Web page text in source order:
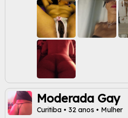
senso e respeito é
conversa podemos ver o
casais e mulheres! Homens
tempo e nem o nosso, não
a qualidade importa muito
Moderada Gay
Curitiba • 32 anos • Mulher